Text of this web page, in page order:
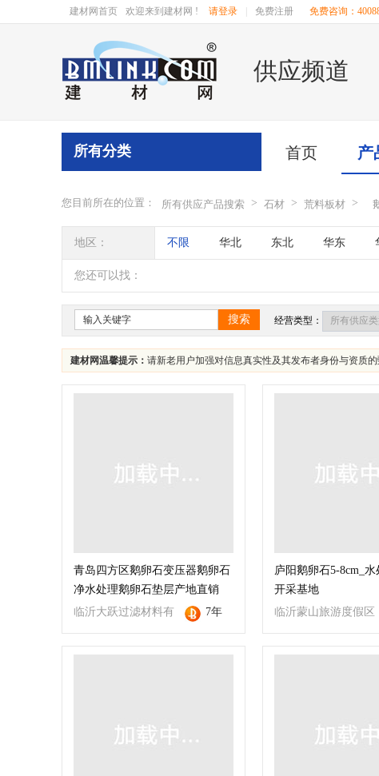
建材网首页 欢迎来到建材网 ! 请登录 免费注册 免费咨询：
供应频道
首页 产
所有分类
您目前所在的位置： 所有供应产品搜索 > 石材 > 荒料板材 >
地区： 不限 华北 东北 华东
四川 海南 贵州 云南
您还可以找：
搜索 经营类型：
建材网温馨提示： 请新老用户加强对信息真实性及其发布者身份与资质
青岛四方区鹅卵石变压器鹅卵石
净水处理鹅卵石垫层产地直销
临沂大跃过滤材料有
限公司
7年
庐阳鹅卵石5-8cm_
开采基地
临沂蒙山旅游度假区
大跃园林景观工程有